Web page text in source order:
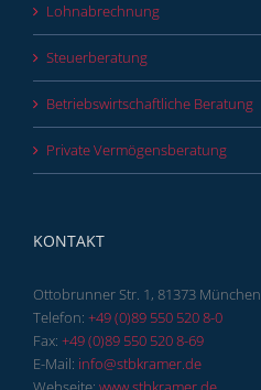
Lohnabrechnung
Steuerberatung
Betriebswirtschaftliche Beratung
Private Vermögensberatung
KONTAKT
Ottobrunner Str. 1, 81373 München
Telefon: +49 (0)89 550 520 8-0
Fax: +49 (0)89 550 520 8-69
E-Mail: info@stbkramer.de